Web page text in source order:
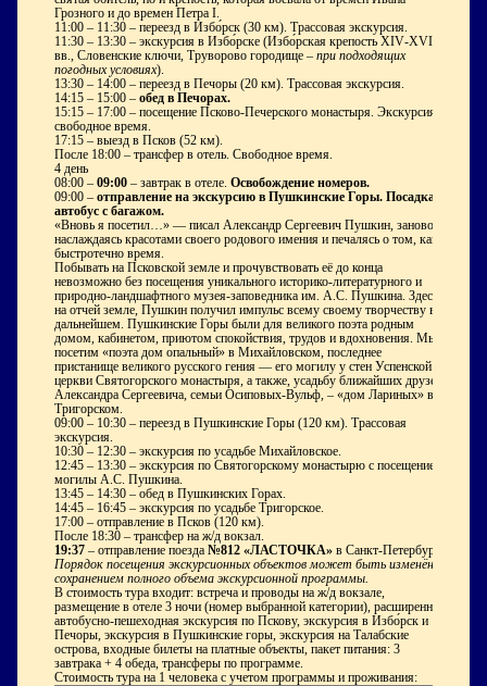
Грозного и до времен Петра I.
11:00 – 11:30 – переезд в Избо́рск (30 км). Трассовая экскурсия.
11:30 – 13:30 – экскурсия в Избо́рске (Избо́рская крепость XIV-XVI
вв., Словенские ключи, Труворово городище – при подходящих
погодных условиях).
13:30 – 14:00 – переезд в Печоры (20 км). Трассовая экскурсия.
14:15 – 15:00 – обед в Печорах.
15:15 – 17:00 – посещение Псково-Печерского монастыря. Экскурсия,
свободное время.
17:15 – выезд в Псков (52 км).
После 18:00 – трансфер в отель. Свободное время.
4 день
08:00 – 09:00 – завтрак в отеле. Освобождение номеров.
09:00 – отправление на экскурсию в Пушкинские Горы. Посадка в
автобус с багажом.
«Вновь я посетил…» — писал Александр Сергеевич Пушкин, заново
наслаждаясь красотами своего родового имения и печалясь о том, как
быстротечно время.
Побывать на Псковской земле и прочувствовать её до конца
невозможно без посещения уникального историко-литературного и
природно-ландшафтного музея-заповедника им. А.С. Пушкина. Здесь,
на отчей земле, Пушкин получил импульс всему своему творчеству в
дальнейшем. Пушкинские Горы были для великого поэта родным
домом, кабинетом, приютом спокойствия, трудов и вдохновения. Мы
посетим «поэта дом опальный» в Михайловском, последнее
пристанище великого русского гения — его могилу у стен Успенской
церкви Святогорского монастыря, а также, усадьбу ближайших друзей
Александра Сергеевича, семьи Осиповых-Вульф, – «дом Лариных» в
Тригорском.
09:00 – 10:30 – переезд в Пушкинские Горы (120 км). Трассовая
экскурсия.
10:30 – 12:30 – экскурсия по усадьбе Михайловское.
12:45 – 13:30 – экскурсия по Святогорскому монастырю с посещением
могилы А.С. Пушкина.
13:45 – 14:30 – обед в Пушкинских Горах.
14:45 – 16:45 – экскурсия по усадьбе Тригорское.
17:00 – отправление в Псков (120 км).
После 18:30 – трансфер на ж/д вокзал.
19:37 – отправление поезда №812 «ЛАСТОЧКА» в Санкт-Петербург
Порядок посещения экскурсионных объектов может быть изменён с
сохранением полного объема экскурсионной программы.
В стоимость тура входит: встреча и проводы на ж/д вокзале,
размещение в отеле 3 ночи (номер выбранной категории), расширенная
автобусно-пешеходная экскурсия по Пскову, экскурсия в Избо́рск и
Печоры, экскурсия в Пушкинские горы, экскурсия на Талабские
острова, входные билеты на платные объекты, пакет питания: 3
завтрака + 4 обеда, трансферы по программе.
Стоимость тура на 1 человека с учетом программы и проживания: